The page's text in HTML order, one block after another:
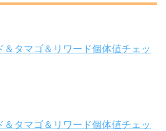
＆タマゴ＆リワード個体値チェッ
＆タマゴ＆リワード個体値チェッ